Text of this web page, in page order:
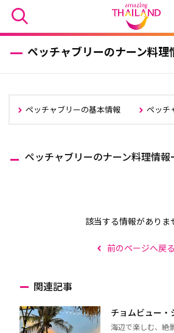
ペッチャブリーのナーン料理
ペッチャブリーの基本情報 ペッチ
ペッチャブリーのナーン料理情報
該当する情報がありま
前のページへ戻る
関連記事
チョムビュー・
海辺で楽しむ、絶